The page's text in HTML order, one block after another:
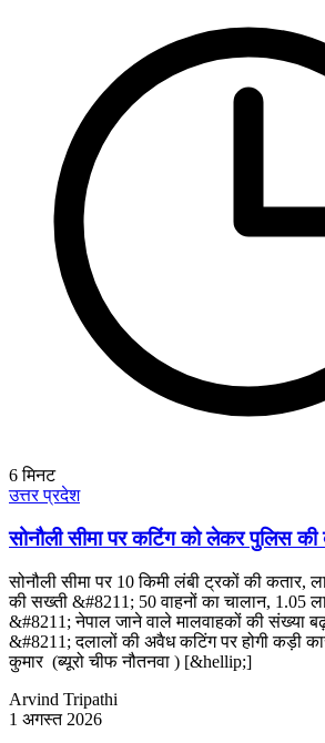
6मिनट
उत्तर प्रदेश
सोनौली सीमा पर कटिंग को लेकर पुलिस की
सोनौली सीमा पर 10 किमी लंबी ट्रकों की कतार,
की सख्ती &#8211; 50 वाहनों का चालान, 1.05
&#8211; नेपाल जाने वाले मालवाहकों की संख्या
&#8211; दलालों की अवैध कटिंग पर होगी कड़ी
कुमार (ब्यूरो चीफ नौतनवा ) [&hellip;]
Arvind Tripathi
1 अगस्त 2026